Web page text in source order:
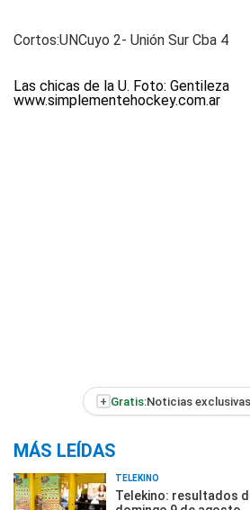
Cortos:UNCuyo 2- Unión Sur Cba 4
Las chicas de la U. Foto: Gentileza
www.simplementehockey.com.ar
+ Gratis:Noticias
MÁS LEÍDAS
TELEKINO
Telekino: resultados